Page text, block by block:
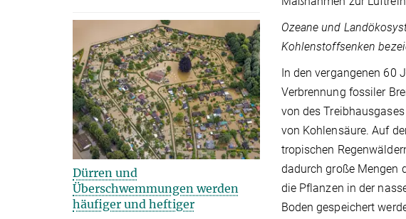
Ozeane und
Kohlenstoffsenken
In den vergangenen 60
Verbrennung fossiler
von des
von Kohlensäure. Auf
tropischen
dadurch große Mengen
die Pflanzen in der
Boden gespeichert
Dürren und
Überschwemmungen werden
häufiger und heftiger